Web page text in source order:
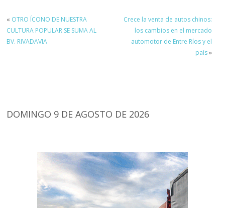
« OTRO ÍCONO DE NUESTRA
CULTURA POPULAR SE SUMA AL
BV. RIVADAVIA
Crece la venta de autos chinos:
los cambios en el mercado
automotor de Entre Ríos y el
país»
DOMINGO 9 DE AGOSTO DE 2026